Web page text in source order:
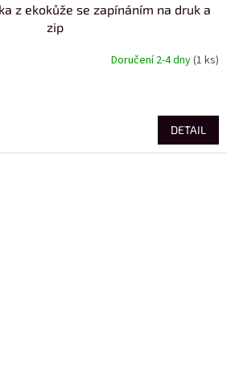
z ekokůže se zapínáním na druk a
zip
Doručení 2-4 dny(1 ks)
DETAIL